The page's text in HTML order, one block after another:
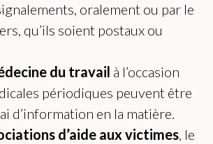
oralement ou par le
qu’ils soient postaux ou
du travail à l’occasion
périodiques peuvent être
d’information en la matière.
d’aide aux victimes, le